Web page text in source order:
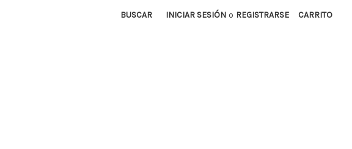
BUSCAR INICIAR SESIÓN o REGISTRARSE CARRITO